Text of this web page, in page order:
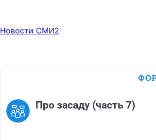
Новости СМИ2
Про засаду (часть 7)